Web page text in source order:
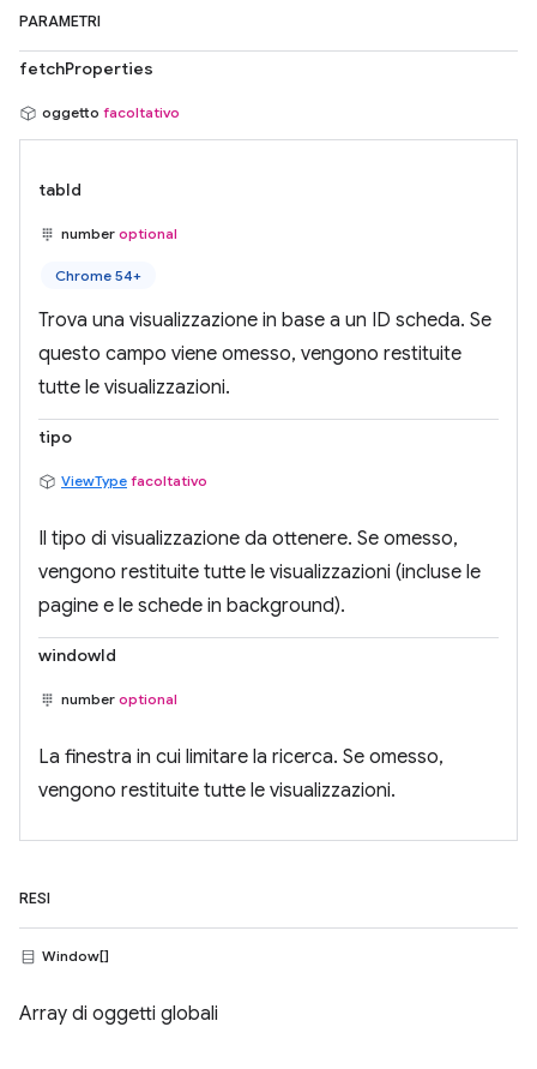
PARAMETRI
fetchProperties
oggetto facoltativo
tabId
number optional
Chrome 54+
Trova una visualizzazione in base a un ID scheda. Se
questo campo viene omesso, vengono restituite
tutte le visualizzazioni.
tipo
ViewType facoltativo
Il tipo di visualizzazione da ottenere. Se omesso,
vengono restituite tutte le visualizzazioni (incluse le
pagine e le schede in background).
windowId
number optional
La finestra in cui limitare la ricerca. Se omesso,
vengono restituite tutte le visualizzazioni.
RESI
Window[]
Array di oggetti globali